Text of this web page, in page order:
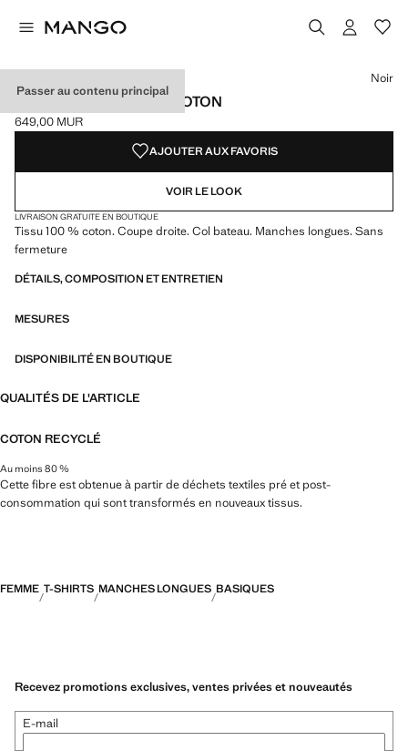
Passer au contenu principal
T-SHIRT COL BATEAU COTON
Prix actuel [649,00 MUR ]
649,00 MUR
Choisissez une couleur
Noir
AJOUTER AUX FAVORIS
VOIR LE LOOK
LIVRAISON GRATUITE EN BOUTIQUE
Tissu 100 % coton. Coupe droite. Col bateau. Manches longues. Sans
fermeture
DÉTAILS, COMPOSITION ET ENTRETIEN
MESURES
DISPONIBILITÉ EN BOUTIQUE
QUALITÉS DE L'ARTICLE
COTON RECYCLÉ
Au moins 80 %
Cette fibre est obtenue à partir de déchets textiles pré et post-
consommation qui sont transformés en nouveaux tissus.
FEMME T-SHIRTS MANCHES LONGUES BASIQUES
Recevez promotions exclusives, ventes privées et nouveautés
E-mail